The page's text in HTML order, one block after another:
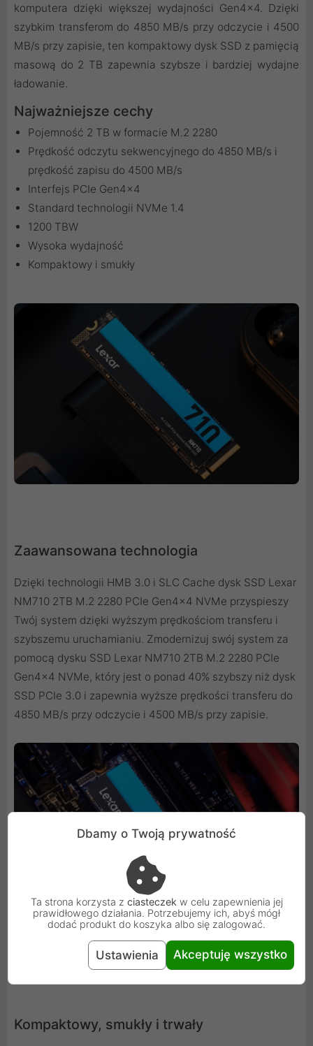
komputera dzięki większej wydajności Gen4x4. Dzięki
szybkim transferom do 4850 MB/s przy odczycie i 4500
MB/s przy zapisie, ten kompaktowy dysk SSD z pamięcią
masową do 2 TB zapewnia szybsze i bardziej wydajne
ładowanie.
Najważniejsze cechy
Pojemność 2 TB w formacie M.2 2280
Prędkość odczytu sekwencyjnego do 4850 MB/s i
prędkość zapisu do 4500 MB/s
Interfejs PCIe Gen4x4
Standard technologii NVMe 1.4
1200 TBW
Wysoka wydajność
Kompaktowy i smukły
Zaawansowana technologia
Dzięki technologii HMB 3.0 i SLC Cache dysk SSD Lexar
NM710 2TB M.2 2280 PCIe Gen4x4 NVMe przyspieszy
Twój system dzięki wyższym prędkościom transferu i
szybszemu uruchamianiu. Zmodernizuj swój system za
pomocą dysku SSD Lexar NM710 2TB M.2 2280 PCIe
Gen4x4 NVMe, który jest o ponad 40% szybszy niż dysk
SSD PCIe 3.0 i zapewnia wyższe prędkości transferu do
4850 MB/s przy odczycie i 4500 MB/s przy zapisie.
Kompaktowy, smukły i trwały
Dbamy o Twoją prywatność
Ta strona korzysta z ciasteczek w celu zapewnienia jej
prawidłowego działania. Potrzebujemy ich, abyś mógł
dodać produkt do koszyka albo się zalogować.
Ustawienia Akceptuję wszystko